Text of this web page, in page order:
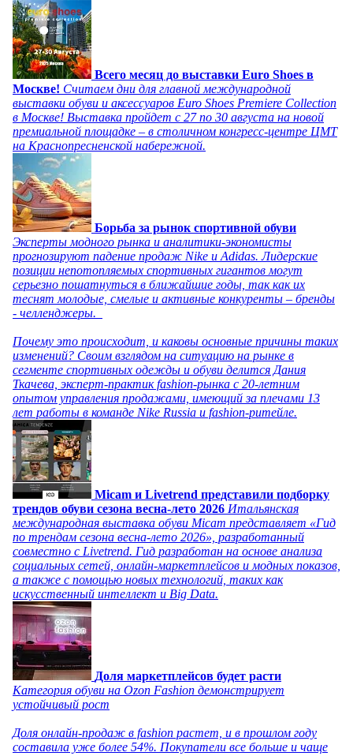
Всего месяц до выставки Euro Shoes в
Москве! Считаем дни для главной международной
выставки обуви и аксессуаров Euro Shoes Premiere Collection
в Москве! Выставка пройдет с 27 по 30 августа на новой
премиальной площадке – в столичном конгресс-центре ЦМТ
на Краснопресненской набережной.
Борьба за рынок спортивной обуви
Эксперты модного рынка и аналитики-экономисты
прогнозируют падение продаж Nike и Adidas. Лидерские
позиции непотопляемых спортивных гигантов могут
серьезно пошатнуться в ближайшие годы, так как их
теснят молодые, смелые и активные конкуренты – бренды
- челленджеры.
Почему это происходит, и каковы основные причины таких
изменений? Своим взглядом на ситуацию на рынке в
сегменте спортивных одежды и обуви делится Дания
Ткачева, эксперт-практик fashion-рынка с 20-летним
опытом управления продажами, имеющий за плечами 13
лет работы в команде Nike Russia и fashion-ритейле.
Micam и Livetrend представили подборку
трендов обуви сезона весна-лето 2026 Итальянская
международная выставка обуви Micam представляет «Гид
по трендам сезона весна-лето 2026», разработанный
совместно с Livetrend. Гид разработан на основе анализа
социальных сетей, онлайн-маркетплейсов и модных показов,
а также с помощью новых технологий, таких как
искусственный интеллект и Big Data.
Доля маркетплейсов будет расти
Категория обуви на Ozon Fashion демонстрирует
устойчивый рост
Доля онлайн-продаж в fashion растет, и в прошлом году
составила уже более 54%. Покупатели все больше и чаще